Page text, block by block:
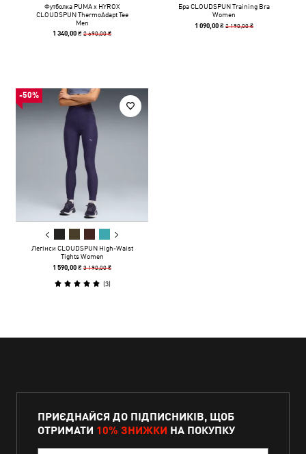
Футболка PUMA x HYROX
CLOUDSPUN ThermoAdapt Tee
Men
1 340,00 ₴2 690,00 ₴
Бра CLOUDSPUN Training Bra
Women
1 090,00 ₴2 190,00 ₴
-50%
Легінси CLOUDSPUN High-Waist
Tights Women
1 590,00 ₴3 190,00 ₴
(3)
ПРИЄДНАЙСЯ ДО ПІДПИСНИКІВ, ЩОБ
ОТРИМАТИ 10% ЗНИЖКИ НА ПОКУПКУ